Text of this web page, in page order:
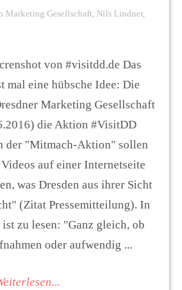
Marketing Gesellschaft, Nils Lindner,
von #visitdd.de Das
mal eine hübsche Idee: Die
Marketing Gesellschaft
die Aktion #VisitDD
der "Mitmach-Aktion" sollen
auf einer Internetseite
was Dresden aus ihrer Sicht
(Zitat Pressemitteilung). In
zu lesen: "Ganz gleich, ob
oder aufwendig ...